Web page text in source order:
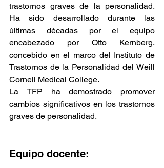
trastornos graves de la personalidad.
Ha sido desarrollado durante las
últimas décadas por el equipo
encabezado por Otto Kernberg,
concebido en el marco del Instituto de
Trastornos de la Personalidad del Weill
Cornell Medical College.
La TFP ha demostrado promover
cambios significativos en los trastornos
graves de personalidad.
Equipo docente: